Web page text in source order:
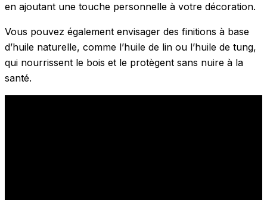
en ajoutant une touche personnelle à votre décoration.
Vous pouvez également envisager des finitions à base
d’huile naturelle, comme l’huile de lin ou l’huile de tung,
qui nourrissent le bois et le protègent sans nuire à la
santé.